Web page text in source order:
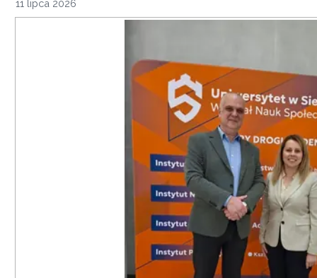
11 lipca 2026